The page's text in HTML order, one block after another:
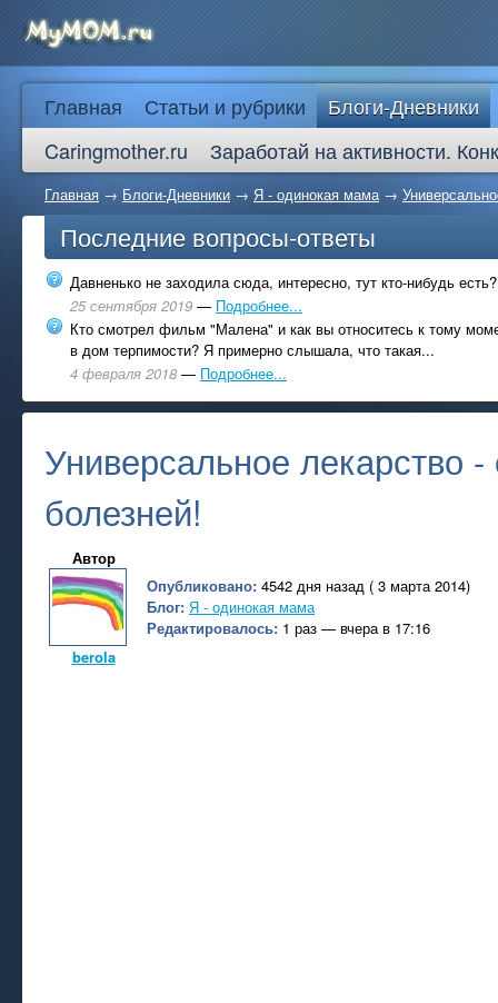
Главная Статьи и рубрики
Блоги-Дневники
Caringmother.ru
Заработай на активности.
Главная → Блоги-Дневники → Я - одинокая мама→
Последние вопросы-ответы
Давненько не заходила сюда, интересно, тут кто-нибудь есть?
25 сентября 2019 — Подробнее...
Кто смотрел фильм "Малена" и как вы относитесь к тому
в дом терпимости? Я примерно слышала, что такая...
4 февраля 2018 — Подробнее...
Универсальное лекарство -
болезней!
Автор
berola
Опубликовано: 4542 дня назад ( 3 марта 2014)
Блог: Я - одинокая мама
Редактировалось: 1 раз — вчера в 17:16